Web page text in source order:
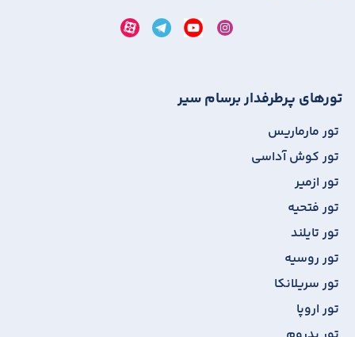
تورهای پرطرفدار برسام سیر
تور مارماریس
تور کوش آداسی
تور ازمیر
تور فتحیه
تور تایلند
تور روسیه
تور سریلانکا
تور اروپا